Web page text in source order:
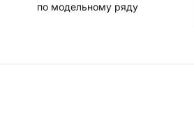
по модельному ряду